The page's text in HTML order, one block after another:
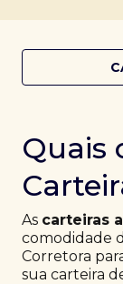
Quais
As carteiras
comodidade
Corretora
sua carteira